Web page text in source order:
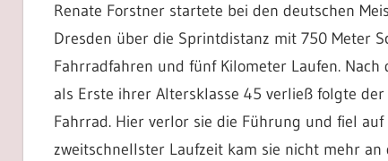
Renate Forstner startete bei den deutschen
Dresden über die Sprintdistanz mit 750 Meter
Fahrradfahren und fünf Kilometer Laufen.
als Erste ihrer Altersklasse 45 verließ folgte
Fahrrad. Hier verlor sie die Führung und fiel
zweitschnellster Laufzeit kam sie nicht mehr